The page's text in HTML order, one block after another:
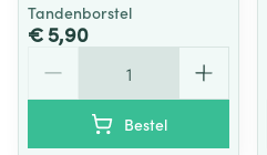
Tandenborstel
€ 5,90
Bestel